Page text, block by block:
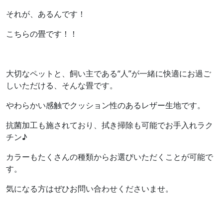
それが、あるんです！
こちらの畳です！！
大切なペットと、飼い主である“人”が一緒に快適にお過ご
しいただける、そんな畳です。
やわらかい感触でクッション性のあるレザー生地です。
抗菌加工も施されており、拭き掃除も可能でお手入れラク
チン♪
カラーもたくさんの種類からお選びいただくことが可能で
す。
気になる方はぜひお問い合わせくださいませ。